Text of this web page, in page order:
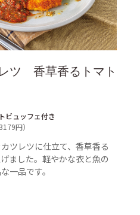
ツ 香草香るトマト
ビュッフェ付き
円）
ツレツに仕立て、香草香る
ました。軽やかな衣と魚の
一品です。